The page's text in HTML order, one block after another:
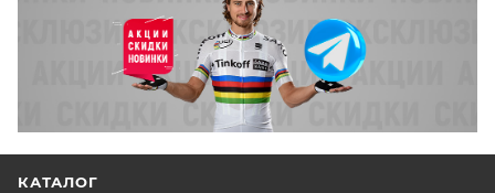
КАТАЛОГ